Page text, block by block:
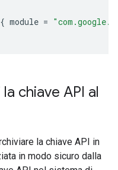
{ module =
chiave API al
la chiave API in
in modo sicuro dalla